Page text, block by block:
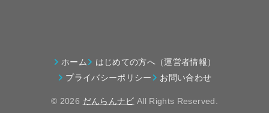
ホーム
はじめての方へ（運営者情報）
プライバシーポリシー
お問い合わせ
© 2026 だんらんナビ All Rights Reserved.